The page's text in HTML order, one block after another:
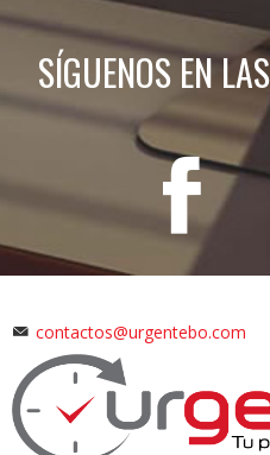
SÍGUENOS EN
contactos@urgentebo.com